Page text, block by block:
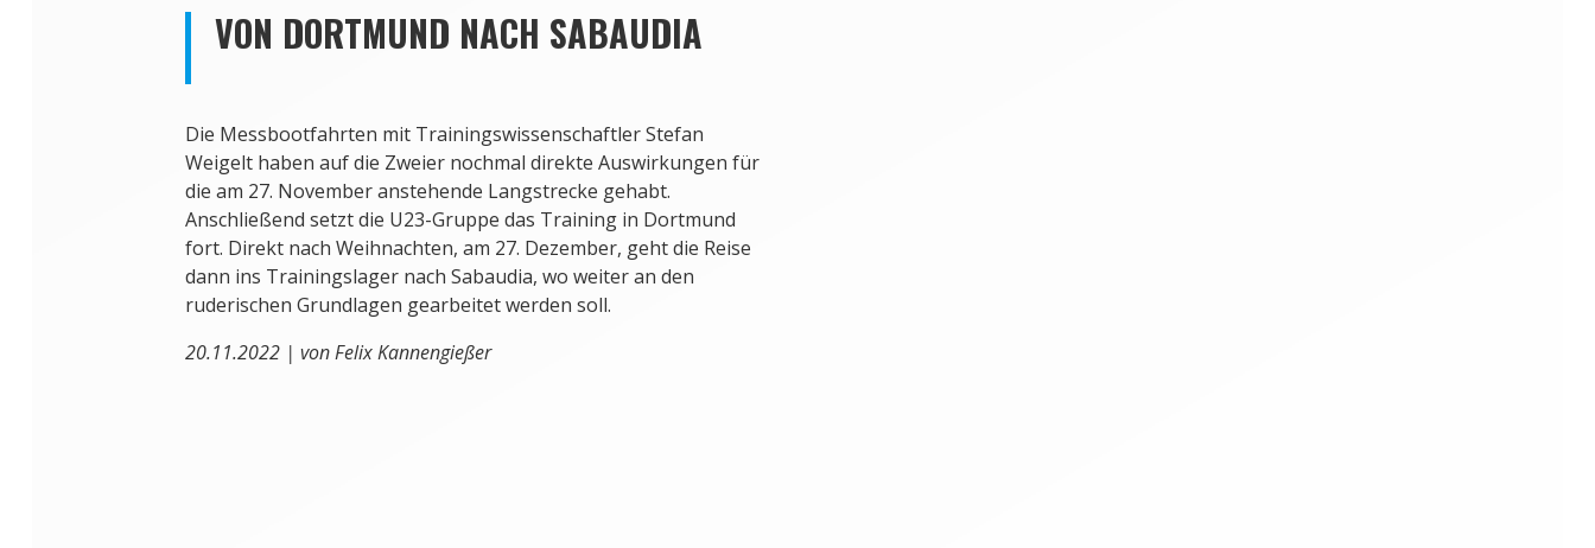
VON DORTMUND NACH SABAUDIA
Die Messbootfahrten mit Trainingswissenschaftler Stefan
Weigelt haben auf die Zweier nochmal direkte Auswirkungen für
die am 27. November anstehende Langstrecke gehabt.
Anschließend setzt die U23-Gruppe das Training in Dortmund
fort. Direkt nach Weihnachten, am 27. Dezember, geht die Reise
dann ins Trainingslager nach Sabaudia, wo weiter an den
ruderischen Grundlagen gearbeitet werden soll.
20.11.2022 | von Felix Kannengießer